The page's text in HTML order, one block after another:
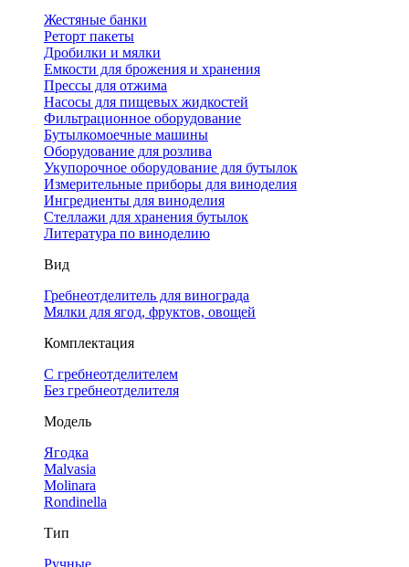
Жестяные банки
Реторт пакеты
Дробилки и мялки
Емкости для брожения и хранения
Прессы для отжима
Насосы для пищевых жидкостей
Фильтрационное оборудование
Бутылкомоечные машины
Оборудование для розлива
Укупорочное оборудование для бутылок
Измерительные приборы для виноделия
Ингредиенты для виноделия
Стеллажи для хранения бутылок
Литература по виноделию
Вид
Гребнеотделитель для винограда
Мялки для ягод, фруктов, овощей
Комплектация
С гребнеотделителем
Без гребнеотделителя
Модель
Ягодка
Malvasia
Molinara
Rondinella
Тип
Ручные